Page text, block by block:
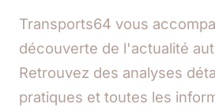
Transports64 vous
découverte de l'actualité
Retrouvez des analyses
pratiques et toutes les